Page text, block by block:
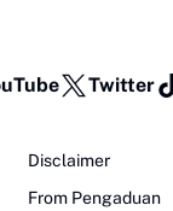
Twitter
Disclaimer
From Pengaduan